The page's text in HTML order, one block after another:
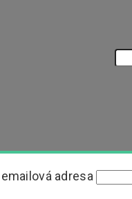
adresa